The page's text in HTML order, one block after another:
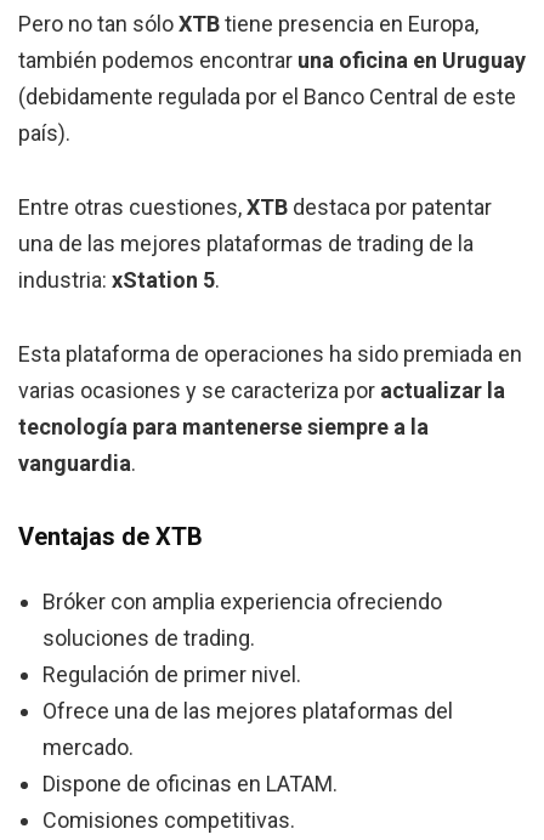
Pero no tan sóloXTBtiene presencia en Europa,
también podemos encontrar una oficina en Uruguay
(debidamente regulada por el Banco Central de este
país).
Entre otras cuestiones,XTB destaca por patentar
una de las mejores plataformas de trading de la
industria: xStation 5.
Esta plataforma de operaciones ha sido premiada en
varias ocasiones y se caracteriza por actualizar la
tecnología para mantenerse siempre a la
vanguardia.
Ventajas de XTB
Bróker con amplia experiencia ofreciendo
soluciones de trading.
Regulación de primer nivel.
Ofrece una de las mejores plataformas del
mercado.
Dispone de oficinas en LATAM.
Comisiones competitivas.